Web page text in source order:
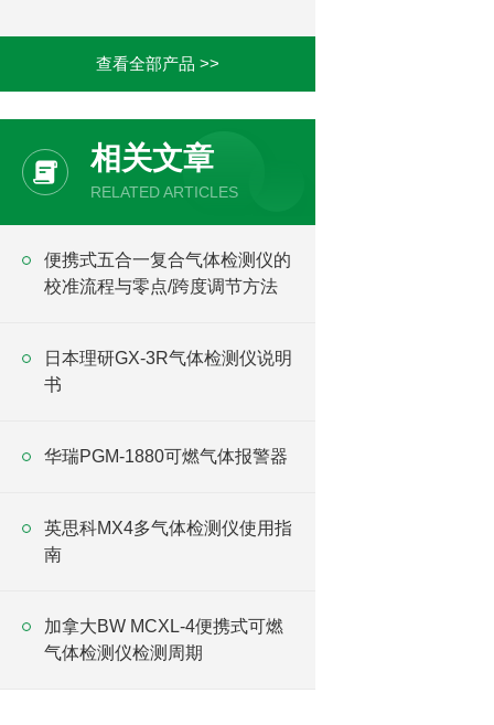
查看全部产品 >>
相关文章
RELATED ARTICLES
便携式五合一复合气体检测仪的
校准流程与零点/跨度调节方法
日本理研GX-3R气体检测仪说明
书
华瑞PGM-1880可燃气体报警器
英思科MX4多气体检测仪使用指
南
加拿大BW MCXL-4便携式可燃
气体检测仪检测周期